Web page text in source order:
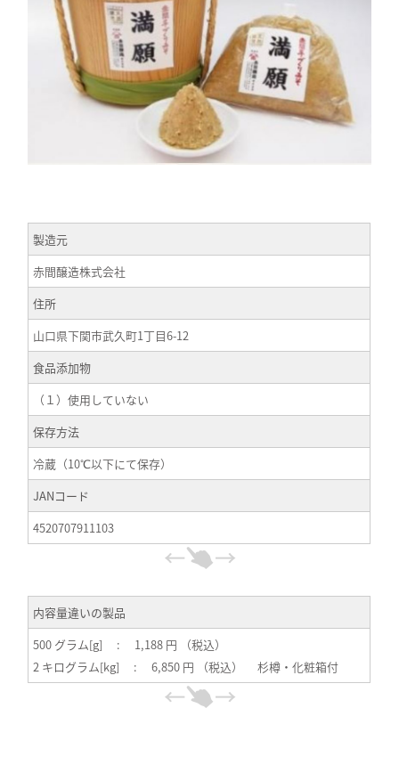
製造元
赤間醸造株式会社
住所
山口県下関市武久町1丁目6-12
食品添加物
（１）使用していない
保存方法
冷蔵（10℃以下にて保存）
JANコード
4520707911103
内容量違いの製品
500 グラム[g] : 1,188 円 （税込）
2 キログラム[kg] : 6,850 円 （税込） 杉樽・化粧箱付